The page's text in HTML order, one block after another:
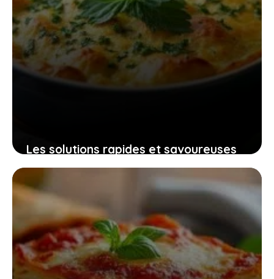
Les solutions rapides et savoureuses
pour remplacer la béchamel et
réinventer vos gratins
2 novembre 2025